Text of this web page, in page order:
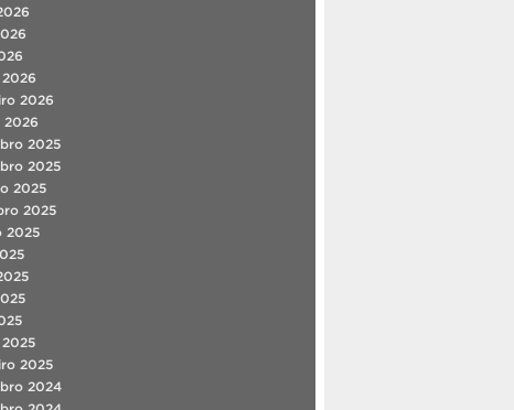
2026
2026
2025
2025
2025
2025
2025
2025
2024